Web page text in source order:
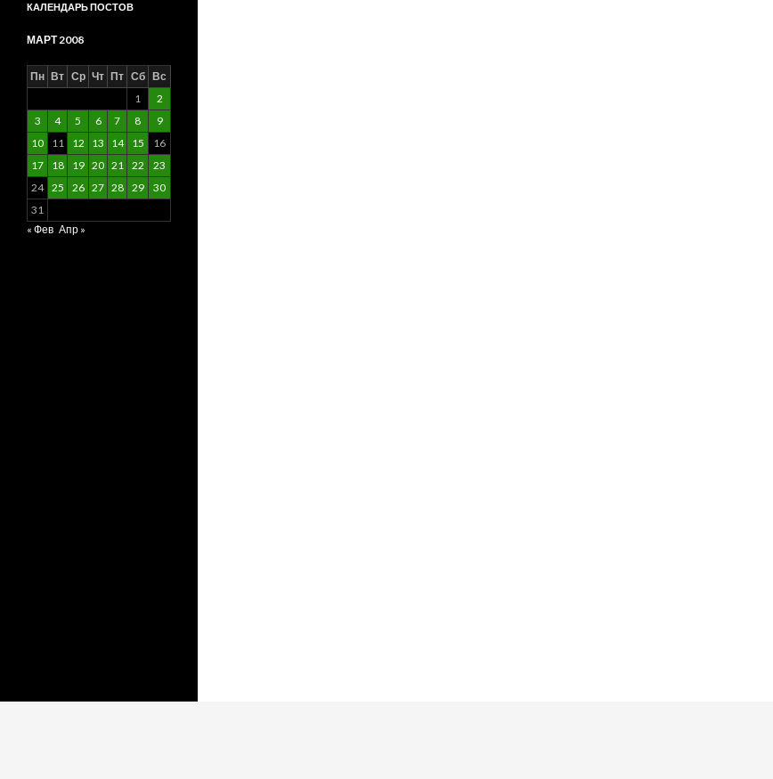
КАЛЕНДАРЬ ПОСТОВ
МАРТ 2008
Пн Вт Ср Чт Пт Сб Вс
1
2
3
4 5 6 7 8
9
10
11 12 13 14 15
16
17
18 19 20 21 22
23
24 25 26 27 28 29
30
31
« Фев Апр »